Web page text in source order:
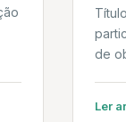
de
Ler